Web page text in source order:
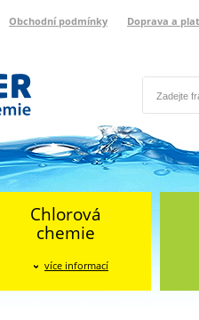
Obchodní podmínky Doprava a
Chlorová
chemie
více informací